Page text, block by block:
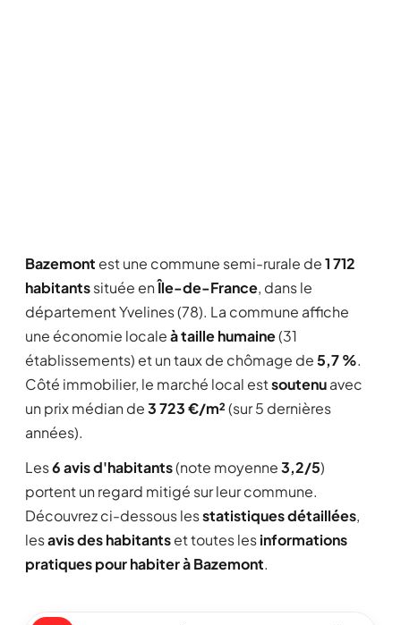
Bazemont est une commune semi-rurale de1 712
habitantssituée enÎle-de-France, dans le
département Yvelines (78). La commune affiche
une économie localeà taille humaine(31
établissements) et un taux de chômage de5,7 %.
Côté immobilier, le marché local estsoutenuavec
un prix médian de3 723 €/m²(sur 5 dernières
années).
Les6 avis d'habitants(note moyenne3,2/5)
portent un regard mitigé sur leur commune.
Découvrez ci-dessous lesstatistiques détaillées,
lesavis des habitantset toutes lesinformations
pratiques pour habiter à Bazemont.